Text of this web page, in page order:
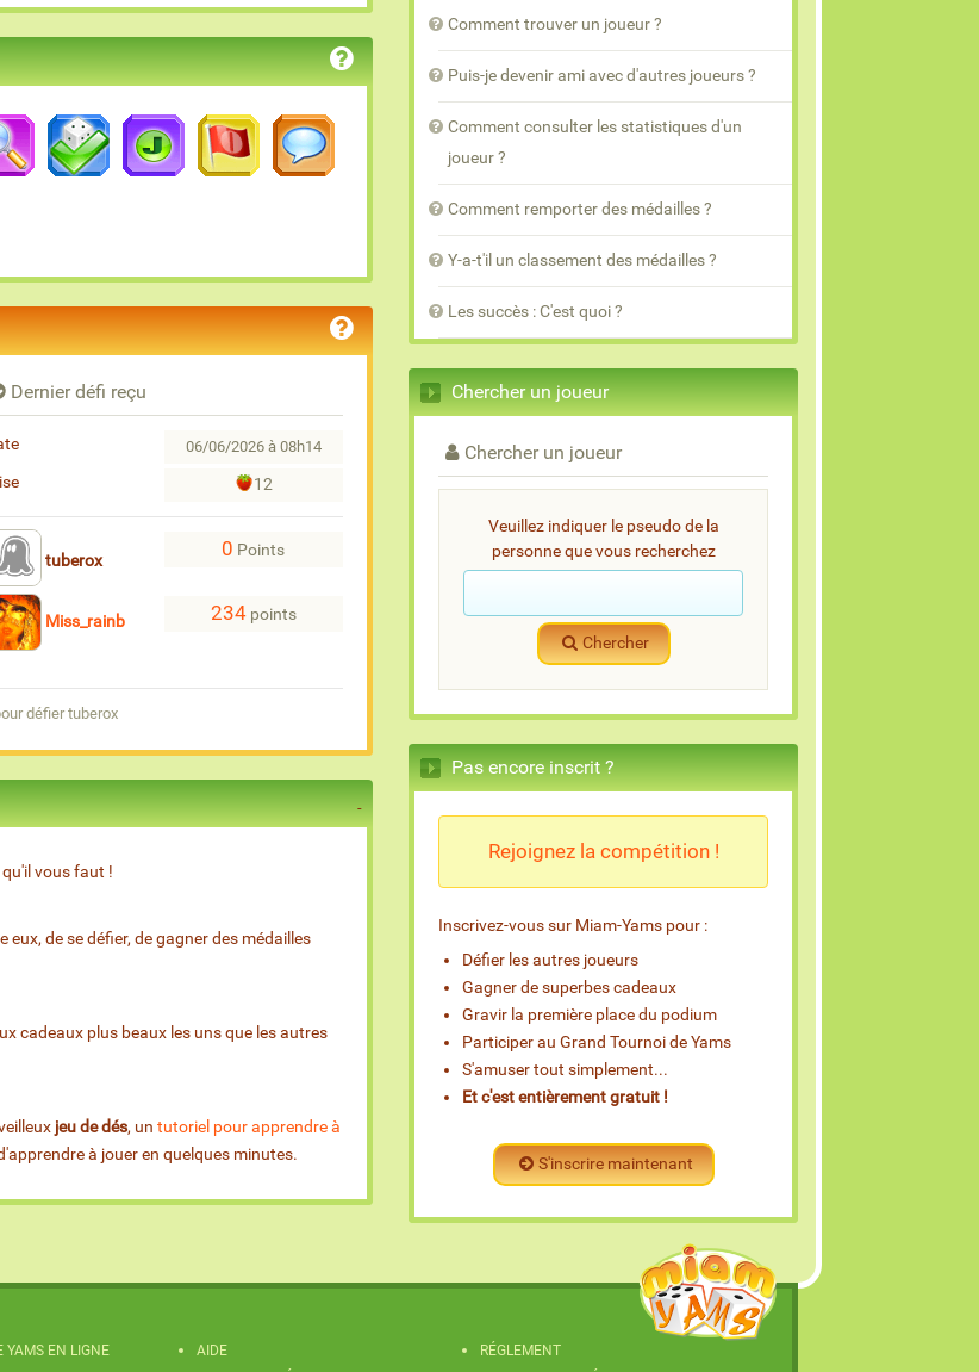
Dernier défi reçu
06/06/2026 à 08h14
12
tuberox
0 Points
Miss_rainb 234points
défier tuberox
vous faut !
eux, de se défier, de gagner des médailles
cadeaux plus beaux les uns que les autres
jeu de dés, un tutoriel pour apprendre à
à jouer en quelques minutes.
Comment trouver un joueur ?
Puis-je devenir ami avec d'autres joueurs ?
Comment consulter les statistiques d'un
joueur ?
Comment remporter des médailles ?
Y-a-t'il un classement des médailles ?
Les succès : C'est quoi ?
Chercher un joueur
Chercher un joueur
Veuillez indiquer le pseudo de la
personne que vous recherchez
Chercher
Pas encore inscrit ?
Rejoignez la compétition !
Inscrivez-vous sur Miam-Yams pour :
Défier les autres joueurs
Gagner de superbes cadeaux
Gravir la première place du podium
Participer au Grand Tournoi de Yams
S'amuser tout simplement...
Et c'est entièrement gratuit !
S'inscrire maintenant
YAMS EN LIGNE
AIDE
RÉGLEMENT